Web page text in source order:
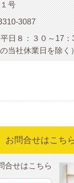
号
3087
平日８：３０～17
当社休業日を除く）
お問合せはこち
合せはこちら